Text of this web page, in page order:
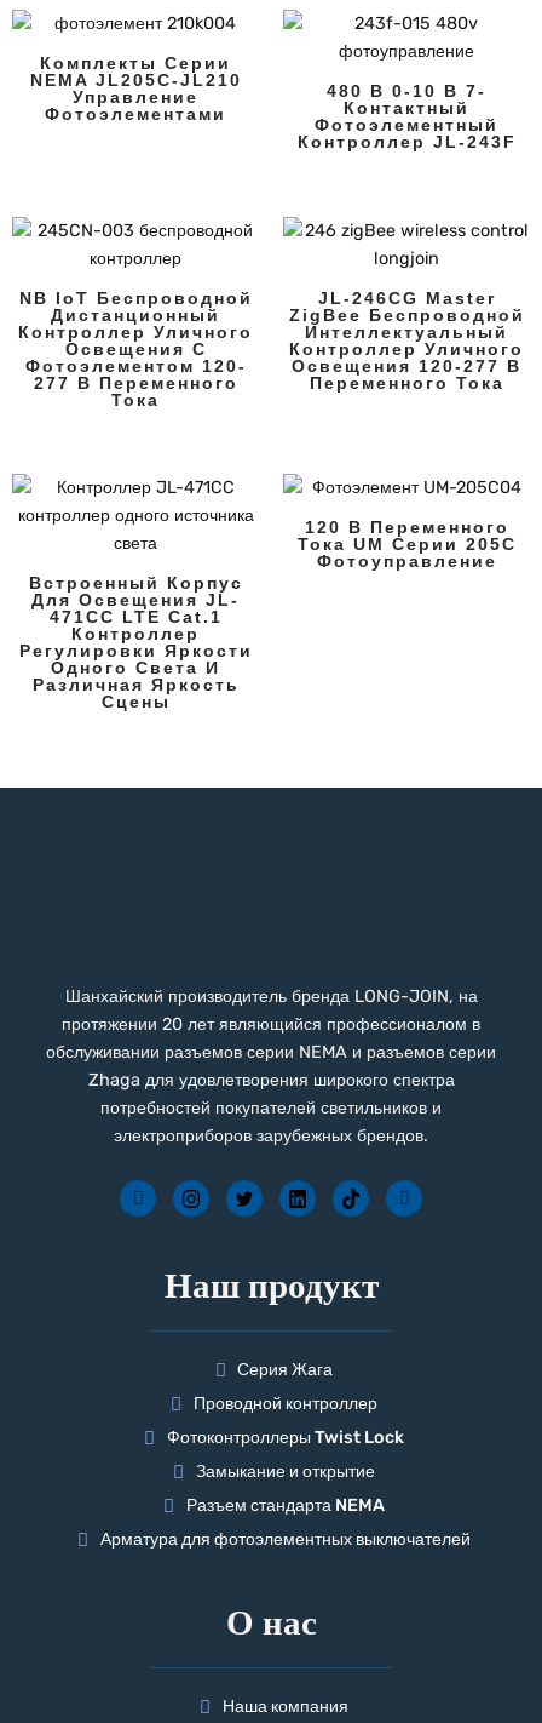
Комплекты Серии
NEMA JL205C-JL210
Управление
Фотоэлементами
480 В 0-10 В 7-
Контактный
Фотоэлементный
Контроллер JL-243F
NB IoT Беспроводной
Дистанционный
Контроллер Уличного
Освещения С
Фотоэлементом 120-
277 В Переменного
Тока
JL-246CG Master
ZigBee Беспроводной
Интеллектуальный
Контроллер Уличного
Освещения 120-277 В
Переменного Тока
Встроенный Корпус
Для Освещения JL-
471CC LTE Cat.1
Контроллер
Регулировки Яркости
Одного Света И
Различная Яркость
Сцены
120 В Переменного
Тока UM Серии 205C
Фотоуправление
Шанхайский производитель бренда LONG-JOIN, на
протяжении 20 лет являющийся профессионалом в
обслуживании разъемов серии NEMA и разъемов серии
Zhaga для удовлетворения широкого спектра
потребностей покупателей светильников и
электроприборов зарубежных брендов.
Наш продукт
Серия Жага
Проводной контроллер
Фотоконтроллеры Twist Lock
Замыкание и открытие
Разъем стандарта NEMA
Арматура для фотоэлементных выключателей
О нас
Наша компания